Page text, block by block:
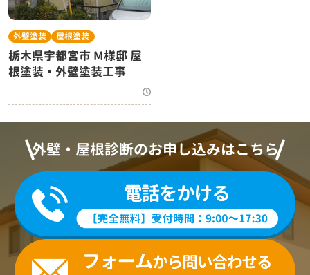
外壁塗装 屋根塗装
栃木県宇都宮市 M様邸 屋
根塗装・外壁塗装工事
外壁・屋根診断のお申し込みはこちら